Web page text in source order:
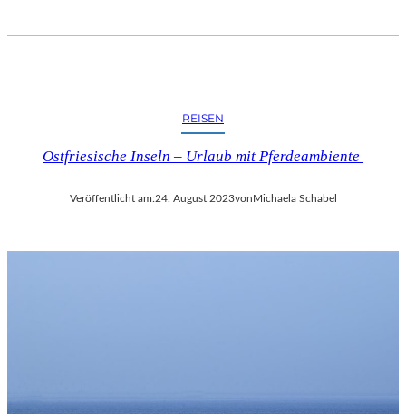
REISEN
Ostfriesische Inseln – Urlaub mit Pferdeambiente
Veröffentlicht am:24. August 2023vonMichaela Schabel